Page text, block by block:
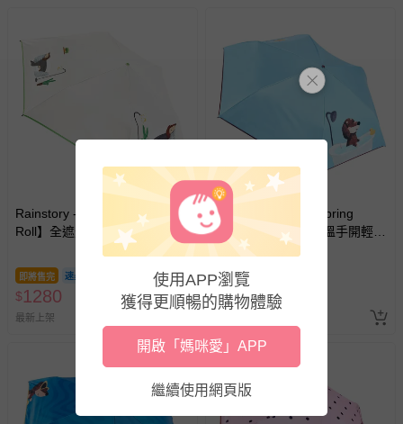
-個人衛生用品（例如尿布、貼身衣物、泳裝、襪子、地
墊、寢具類等）。
-新生兒親膚衣物（嬰幼兒包巾與背巾、包屁衣、學習
-接觸性孕哺產品（奶嘴、奶瓶、擠乳器、哺乳衣、托腹
帶束縛衣、餐搖椅等）。
-其他原廠盒裝商品封口處已貼上「不可拆封」，或具警
示字句等說明貼紙、封條者。
國際航空、客運、訂房等服務。
相關的退換貨辦理流程，可詳見： 退換貨 & 退款問題
其他常見問題：
運送服務：目前提供的運送僅限台灣本島。如您位於離島地
區，可能會無法配送，或須依據商品需加收離島運費。廠商
亦保留出貨與否的權利。離島、偏遠地區、樓層親送等加價
費用，可能會另需加收。
商品實際的配達日期，可於訂單個人資料內的查詢訂單內，
Rainstory - 【春捲Spring
Roll】全遮光黑膠降溫手開輕細
口紅傘-被窩日常-180g
即將售完
$1280
最新上架
Rainstory - 【春捲Spring
Roll】全遮光黑膠降溫手開輕細
口紅傘-泡澡時光-180g
即將售完
$1280
使用APP瀏覽
獲得更順暢的購物體驗
開啟「媽咪愛」APP
繼續使用網頁版